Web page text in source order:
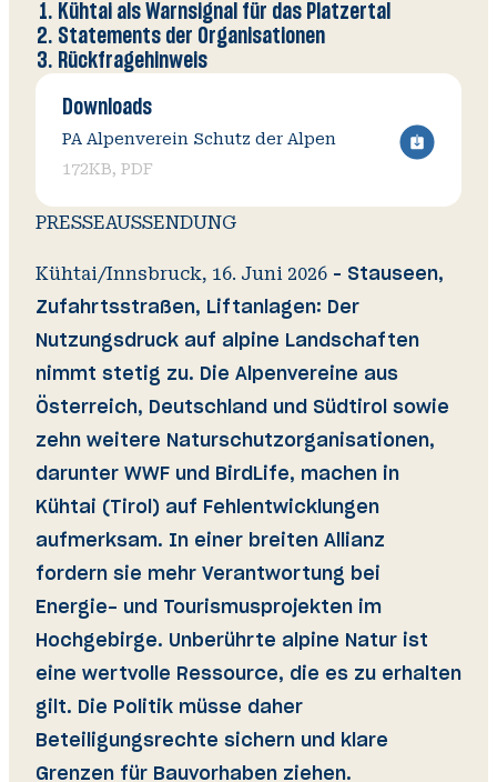
Kühtai als Warnsignal für das Platzertal
Statements der Organisationen
Rückfragehinweis
Downloads
PA Alpenverein Schutz der Alpen
172KB, PDF
PRESSEAUSSENDUNG
Kühtai/Innsbruck, 16. Juni 2026 – Stauseen,
Zufahrtsstraßen, Liftanlagen: Der
Nutzungsdruck auf alpine Landschaften
nimmt stetig zu. Die Alpenvereine aus
Österreich, Deutschland und Südtirol sowie
zehn weitere Naturschutzorganisationen,
darunter WWF und BirdLife, machen in
Kühtai (Tirol) auf Fehlentwicklungen
aufmerksam. In einer breiten Allianz
fordern sie mehr Verantwortung bei
Energie- und Tourismusprojekten im
Hochgebirge. Unberührte alpine Natur ist
eine wertvolle Ressource, die es zu erhalten
gilt. Die Politik müsse daher
Beteiligungsrechte sichern und klare
Grenzen für Bauvorhaben ziehen.